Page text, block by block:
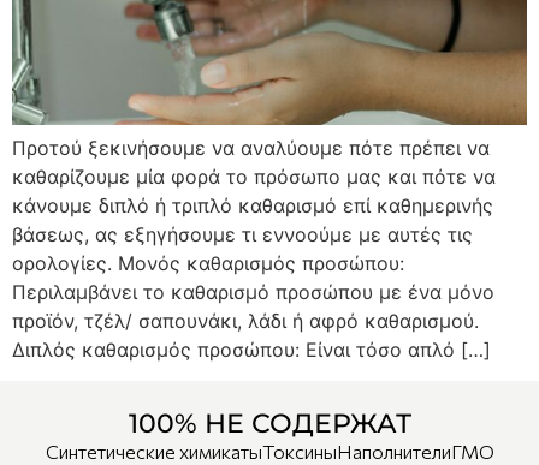
Προτού ξεκινήσουμε να αναλύουμε πότε πρέπει να
καθαρίζουμε μία φορά το πρόσωπο μας και πότε να
κάνουμε διπλό ή τριπλό καθαρισμό επί καθημερινής
βάσεως, ας εξηγήσουμε τι εννοούμε με αυτές τις
ορολογίες. Μονός καθαρισμός προσώπου:
Περιλαμβάνει το καθαρισμό προσώπου με ένα μόνο
προϊόν, τζέλ/ σαπουνάκι, λάδι ή αφρό καθαρισμού.
Διπλός καθαρισμός προσώπου: Είναι τόσο απλό […]
100% НЕ СОДЕРЖАТ
Синтетические химикатыТоксиныНаполнителиГМО